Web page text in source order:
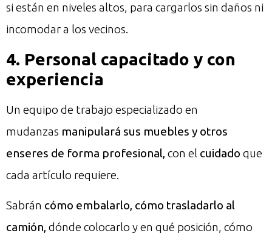
si están en niveles altos, para cargarlos sin daños ni
incomodar a los vecinos.
4. Personal capacitado y con
experiencia
Un equipo de trabajo especializado en
mudanzas manipulará sus muebles y otros
enseres de forma profesional, con el cuidado que
cada artículo requiere.
Sabrán cómo embalarlo, cómo trasladarlo al
camión, dónde colocarlo y en qué posición, cómo